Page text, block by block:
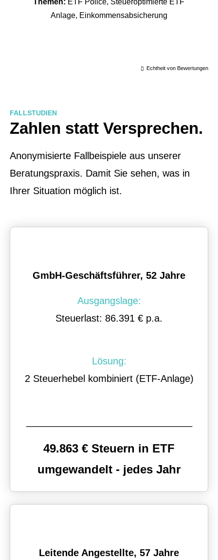
Themen: ETF Police, Steueroptimierte ETF
Anlage, Einkommensabsicherung
Echtheit von Bewertungen
FALLSTUDIEN
Zahlen statt Versprechen.
Anonymisierte Fallbeispiele aus unserer
Beratungspraxis. Damit Sie sehen, was in
Ihrer Situation möglich ist.
GmbH-Geschäftsführer, 52 Jahre
Ausgangslage:
Steuerlast: 86.391 € p.a.
Lösung:
2 Steuerhebel kombiniert (ETF-Anlage)
49.863 € Steuern in ETF
umgewandelt - jedes Jahr
Leitende Angestellte, 57 Jahre